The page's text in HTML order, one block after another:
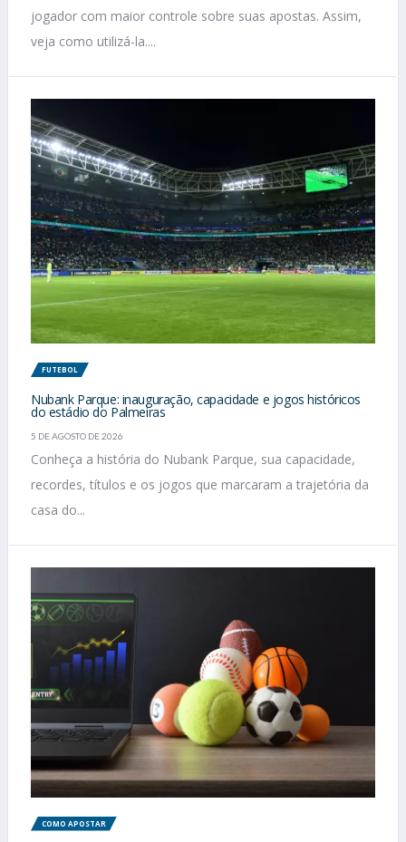
jogador com maior controle sobre suas apostas. Assim,
veja como utilizá-la....
FUTEBOL
Nubank Parque: inauguração, capacidade e jogos históricos
do estádio do Palmeiras
5 DE AGOSTO DE 2026
Conheça a história do Nubank Parque, sua capacidade,
recordes, títulos e os jogos que marcaram a trajetória da
casa do...
COMO APOSTAR